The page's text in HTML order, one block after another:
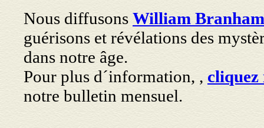
Nous diffusons William Branham
guérisons et révélations des
dans notre âge.
Pour plus d´information, ,
notre bulletin mensuel.